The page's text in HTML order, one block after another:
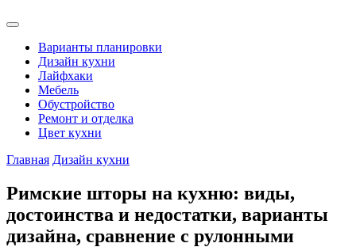
Варианты планировки
Дизайн кухни
Лайфхаки
Мебель
Обустройство
Ремонт и отделка
Цвет кухни
Главная Дизайн кухни
Римские шторы на кухню: виды,
достоинства и недостатки, варианты
дизайна, сравнение с рулонными